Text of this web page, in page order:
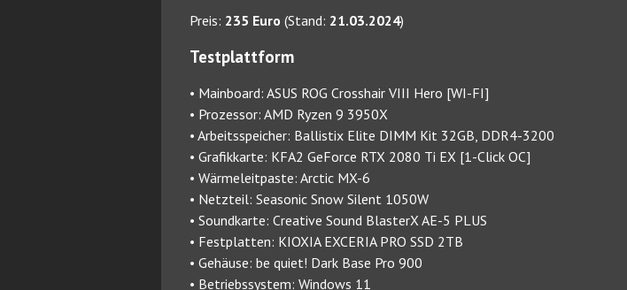
Preis: 235 Euro (Stand: 21.03.2024)
Testplattform
• Mainboard: ASUS ROG Crosshair VIII Hero [WI-FI]
• Prozessor: AMD Ryzen 9 3950X
• Arbeitsspeicher: Ballistix Elite DIMM Kit 32GB, DDR4-3200
• Grafikkarte: KFA2 GeForce RTX 2080 Ti EX [1-Click OC]
• Wärmeleitpaste: Arctic MX-6
• Netzteil: Seasonic Snow Silent 1050W
• Soundkarte: Creative Sound BlasterX AE-5 PLUS
• Festplatten: KIOXIA EXCERIA PRO SSD 2TB
• Gehäuse: be quiet! Dark Base Pro 900
• Betriebssystem: Windows 11